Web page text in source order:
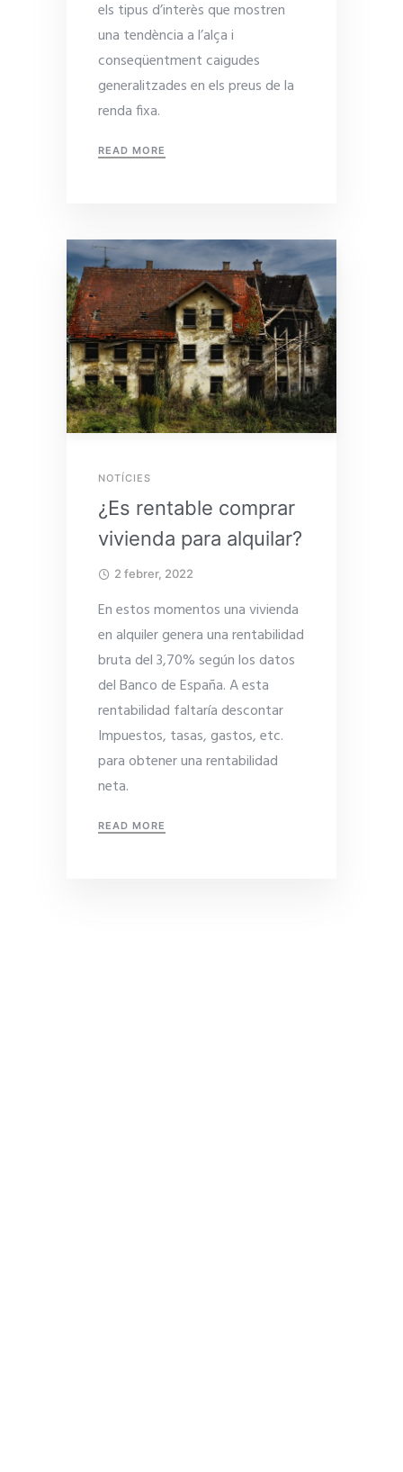
els tipus d’interès que mostren
una tendència a l’alça i
conseqüentment caigudes
generalitzades en els preus de la
renda fixa.
READ MORE
NOTÍCIES
¿Es rentable comprar
vivienda para alquilar?
2 febrer, 2022
En estos momentos una vivienda
en alquiler genera una rentabilidad
bruta del 3,70% según los datos
del Banco de España. A esta
rentabilidad faltaría descontar
Impuestos, tasas, gastos, etc.
para obtener una rentabilidad
neta.
READ MORE